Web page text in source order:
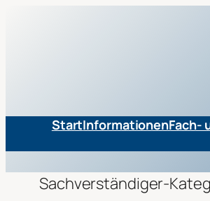
StartInformationenFach-
Sachverständiger-